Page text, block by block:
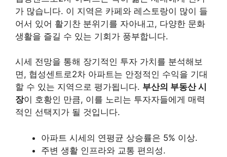
가 많습니다. 이 지역은 카페와 레스토랑이 많이 들
어서 있어 활기찬 분위기를 자아내고, 다양한 문화
생활을 즐길 수 있는 기회가 풍부합니다.
시세 전망을 통해 장기적인 투자 가치를 분석해보
면, 협성센트로2차 아파트는 안정적인 수익을 기대
할 수 있는 지역으로 평가됩니다. 부산의 부동산 시
장이 호황인 만큼, 이를 노리는 투자자들에게 매력
적인 선택지가 될 것입니다.
아파트 시세의 연평균 상승률은 5% 이상.
주변 생활 인프라와 교통 편의성.